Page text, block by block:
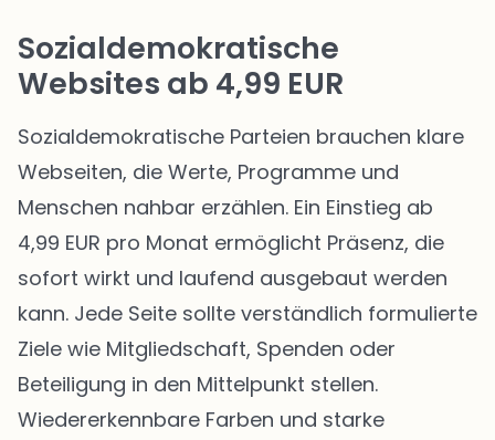
Sozialdemokratische
Websites ab 4,99 EUR
Sozialdemokratische Parteien brauchen klare
Webseiten, die Werte, Programme und
Menschen nahbar erzählen. Ein Einstieg ab
4,99 EUR pro Monat ermöglicht Präsenz, die
sofort wirkt und laufend ausgebaut werden
kann. Jede Seite sollte verständlich formulierte
Ziele wie Mitgliedschaft, Spenden oder
Beteiligung in den Mittelpunkt stellen.
Wiedererkennbare Farben und starke